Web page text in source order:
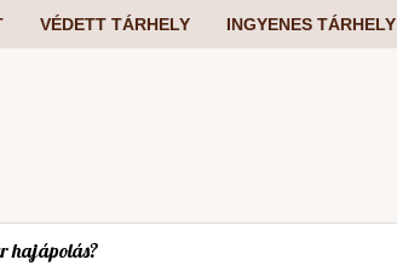
VÉDETT TÁRHELY INGYENES TÁRHELY
hajápolás?